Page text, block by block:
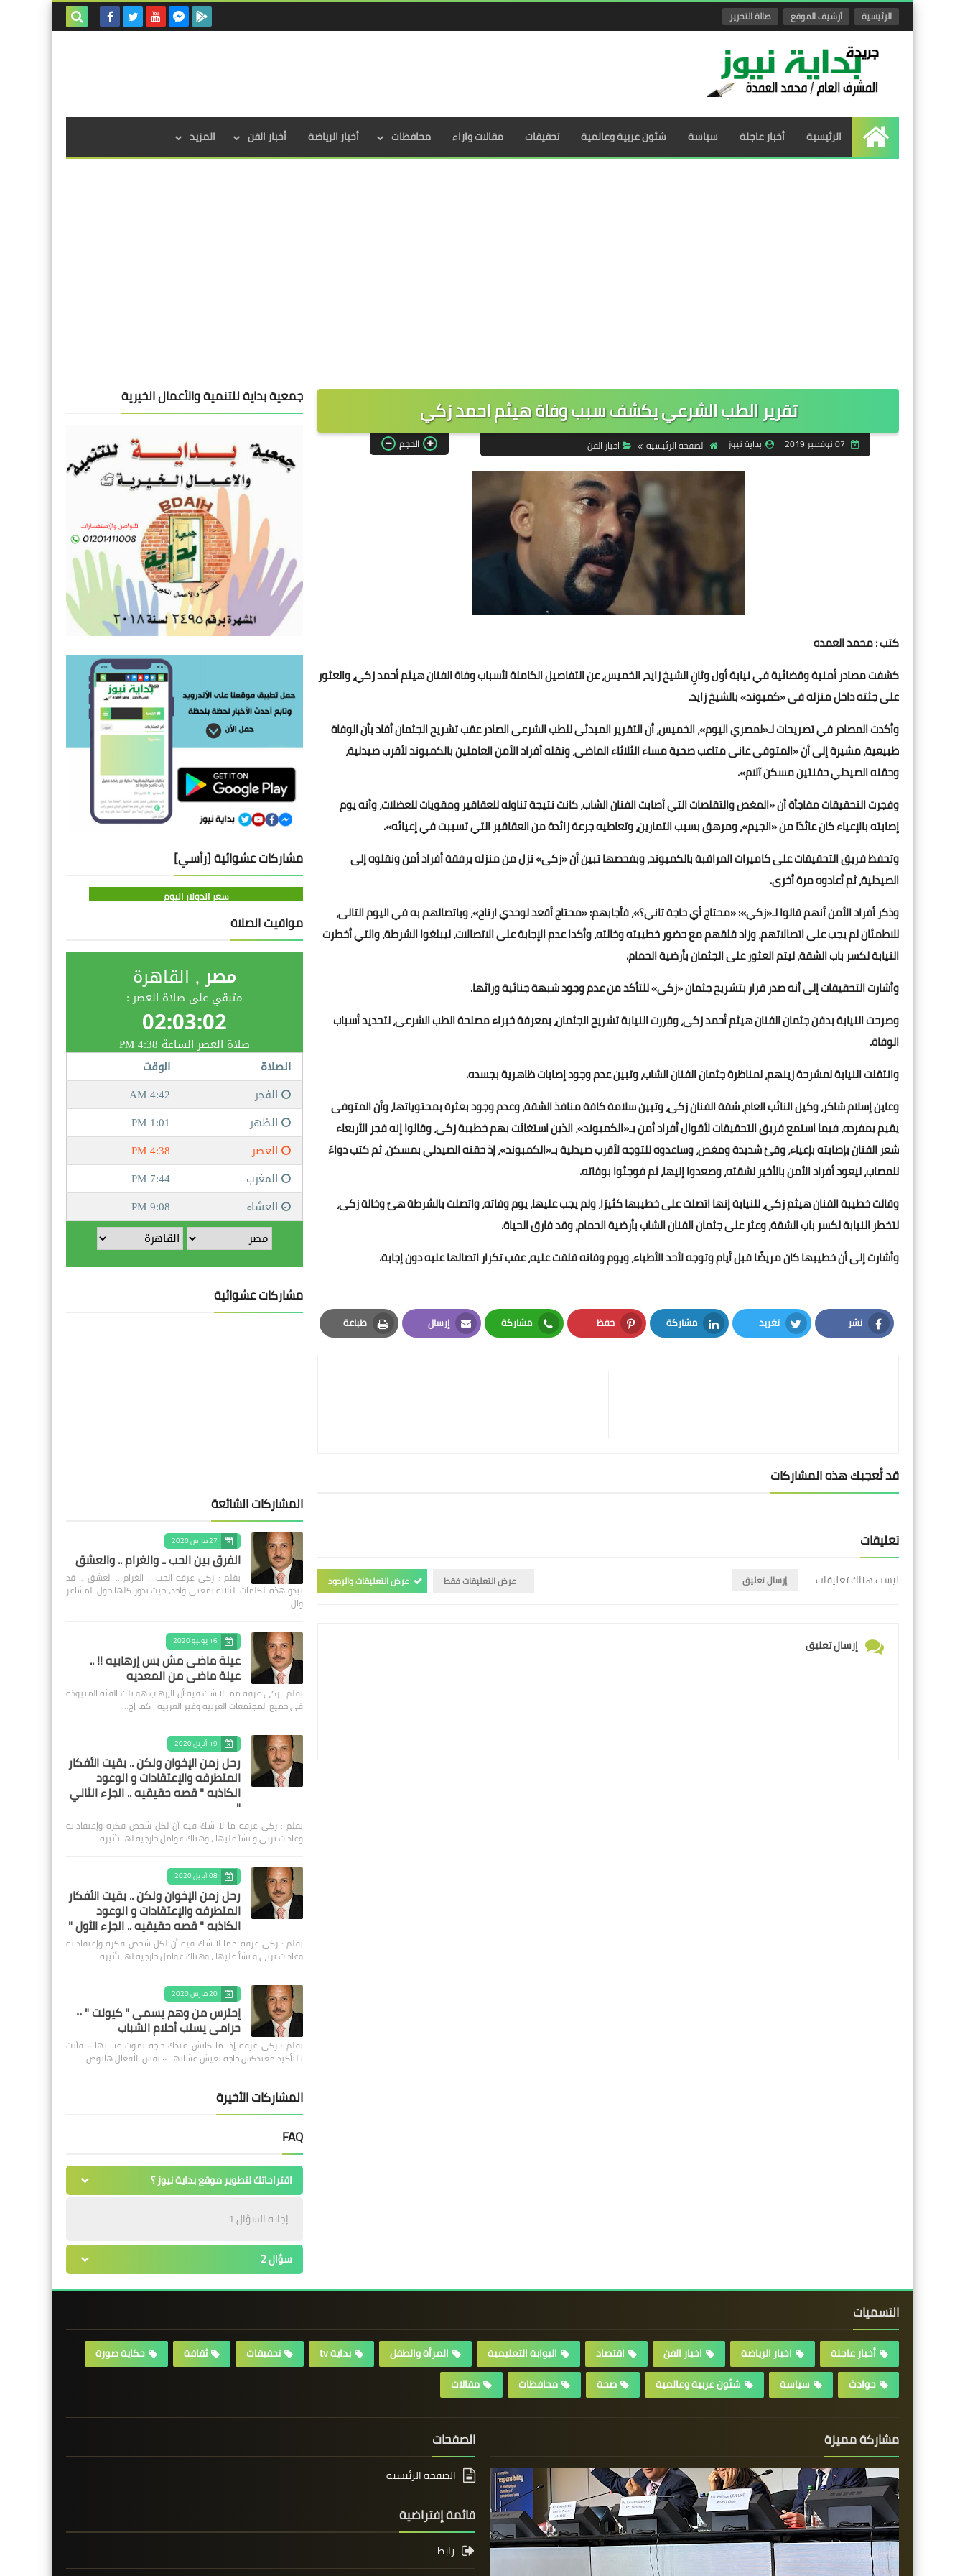
الرئيسية أرشيف الموقع صالة التحرير
الرئيسية
الرئيسية أخبار عاجلة سياسة شئون عربية وعالمية تحقيقات مقالات واراء محافظات أخبار الرياضة أخبار الفن المزيد
تقرير الطب الشرعي يكشف سبب وفاة هيثم احمد زكي
بداية نيوز الصفحة الرئيسية اخبار الفن الحجم
كتب : محمد العمده
كشفت مصادر أمنية وقضائية في نيابة أول وثانٍ الشيخ زايد، الخميس، عن التفاصيل الكاملة لأسباب وفاة الفنان هيثم أحمد زكي، والعثور
على جثته داخل منزله في «كمبوند» بالشيخ زايد.
وأكدت المصادر في تصريحات لـ«لمصري اليوم»، الخميس، أن التقرير المبدئى للطب الشرعى الصادر عقب تشريح الجثمان أفاد بأن الوفاة
طبيعية، مشيرة إلى أن «المتوفى عانى متاعب صحية مساء الثلاثاء الماضى، ونقله أفراد الأمن العاملين بالكمبوند لأقرب صيدلية،
وحقنه الصيدلي حقنتين مسكن آلام».
وفجرت التحقيقات مفاجأة أن «المغص والتقلصات التي أصابت الفنان الشاب، كانت نتيجة تناوله للعقاقير ومقويات للعضلات، وأنه يوم
إصابته بالإعياء كان عائدًا من «الجيم»، ومرهق بسبب التمارين، وتعاطيه جرعة زائدة من العقاقير التي تسببت في إعيائه».
وتحفظ فريق التحقيقات على كاميرات المراقبة بالكمبوند، وبفحصها تبين أن «زكى» نزل من منزله برفقة أفراد أمن ونقلوه إلى
الصيدلية، ثم أعادوه مرة أخرى.
وذكر أفراد الأمن أنهم قالوا لـ«زكي»: «محتاج أي حاجة تاني؟»، فأجابهم: «محتاج أقعد لوحدي ارتاح»، وباتصالهم به في اليوم التالى،
للاطمئان لم يجب على اتصالاتهم، وزاد قلقهم مع حضور خطيبته وخالته، وأكدا عدم الإجابة على الاتصالات، ليبلغوا الشرطة، والتي أخطرت
النيابة لكسر باب الشقة، ليتم العثور على الجثمان بأرضية الحمام.
وأشارت التحقيقات إلى أنه صدر قرار بتشريح جثمان «زكي» للتأكد من عدم وجود شبهة جنائية ورائها.
وصرحت النيابة بدفن جثمان الفنان هيثم أحمد زكى، وقررت النيابة تشريح الجثمان، بمعرفة خبراء مصلحة الطب الشرعى، لتحديد أسباب
الوفاة.
وانتقلت النيابة لمشرحة زينهم، لمناظرة جثمان الفنان الشاب، وتبين عدم وجود إصابات ظاهرية بجسده.
وعاين إسلام شاكر، وكيل النائب العام، شقة الفنان زكى، وتبين سلامة كافة منافذ الشقة، وعدم وجود بعثرة بمحتوياتها، وأن المتوفى
يقيم بمفرده، فيما استمع فريق التحقيقات لأقوال أفراد أمن بـ«الكمبوند»، الذين استغاثت بهم خطيبة زكى، وقالوا إنه فجر الأربعاء
شعر الفنان بإصابته بإعياء، وقئ شديدة ومغص، وساعدوه للتوجه لأقرب صيدلية بـ«الكمبوند»، إذ حقنه الصيدلي بمسكن، ثم كتب دواءً
للمصاب، ليعود أفراد الأمن بالأخير لشقته، وصعدوا إليها، ثم فوجئوا بوفاته.
وقالت خطيبة الفنان هيثم زكي، للنيابة إنها اتصلت على خطيبها كثيرًا، ولم يجب عليها، يوم وفاته، واتصلت بالشرطة هىّ وخالة زكى،
لتخطر النيابة لكسر باب الشقة، وعثر على جثمان الفنان الشاب بأرضية الحمام، وقد فارق الحياة.
وأشارت إلى أن خطيبها كان مريضًا قبل أيام وتوجه لأحد الأطباء، ويوم وفاته قلقت عليه، عقب تكرار اتصالها عليه دون إجابة.
نشر
Facebook
تغريد
Twitter
مشاركة
LinkedIn
حفظ
Pinterest
مشاركة
Whatsapp
إرسال
Email
طباعة
Print
قد تُعجبك هذه المشاركات
تعليقات
ليست هناك تعليقات إرسال تعليق عرض التعليقات فقط عرض التعليقات والردود
إرسال تعليق
جمعية بداية للتنمية والأعمال الخيرية
مشاركات عشوائية [رأسي]
سعر الدولار اليوم
مواقيت الصلاة
مشاركات عشوائية
المشاركات الشائعة
27 مارس 2020
الفرق بين الحب .. والغرام .. والعشق
بقلم : زكى عرفه الحب .. الغرام .. العشق .. قد
تبدو هذه الكلمات الثلاثه بمعنى واحد، حيث تدور كلها حول المشاعر
وال…
16 يوليو 2020
عيلة ماضى مش بس إرهابيه !! ..
عيلة ماضى من المعديه
بقلم : زكى عرفه مما لا شك فيه أن الإرهاب هو تلك الفئه المنبوذه
فى جميع المجتمعات العربيه وغير العربيه ، كما إج…
19 أبريل 2020
رحل زمن الإخوان ولكن .. بقيت الأفكار
المتطرفه والإعتقادات و الوعود
الكاذبه " قصه حقيقيه .. الجزء الثاني
"
بقلم : زكى عرفه ‎ما لا شك فيه أن لكل شخص فكره وإعتقاداته
وعادات تربى و نشأ عليها ، وهناك عوامل خارجيه لها تأثيره…
08 أبريل 2020
رحل زمن الإخوان ولكن .. بقيت الأفكار
المتطرفه والإعتقادات و الوعود
الكاذبه " قصه حقيقيه .. الجزء الأول "
بقلم : زكى عرفه مما لا شك فيه أن لكل شخص فكره وإعتقاداته
وعادات تربى و نشأ عليها ، وهناك عوامل خارجيه لها تأثيره…
20 مارس 2020
إحترس من وهم يسمى " كيونت " ٠٠
حرامى يسلب أحلام الشباب
بقلم : زكى عرفه ‎إذا ما كانش عندك حاجه تموت عشانها ٠٠ فأنت
بالتأكيد معندكش حاجه تعيش عشانها ٠٠ نفس الأفعال هاتوص…
المشاركات الأخيرة
FAQ
اقتراحاتك لتطوير موقع بداية نيوز ؟
إجابه السؤال 1
سؤال 2
التسميات
أخبار عاجلة اخبار الرياضة اخبار الفن اقتصاد البوابة التعليمية المرأة والطفل بداية tv تحقيقات ثقافة
حكاية صورة
حوادث
سياسة شئون عربية وعالمية صحة محافظات مقالات
مشاركة مميزة الصفحات
الصفحة الرئيسية
قائمة إفتراضية
رابط